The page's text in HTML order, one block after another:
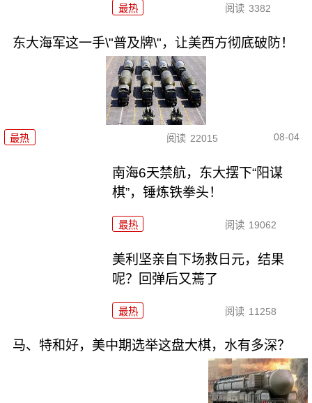
最热 阅读 3382
东大海军这一手\"普及牌\"，让美西方彻底破防！
最热 阅读 22015 08-04
南海6天禁航，东大摆下“阳谋
棋”，锤炼铁拳头！
最热 阅读 19062
美利坚亲自下场救日元，结果
呢？回弹后又蔫了
最热 阅读 11258
马、特和好，美中期选举这盘大棋，水有多深？